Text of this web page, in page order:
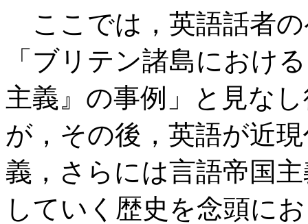
ここでは，英語話者
「ブリテン諸島におけ
主義』の事例」と見な
が，その後，英語が近
義，さらには言語帝国
していく歴史を念頭に